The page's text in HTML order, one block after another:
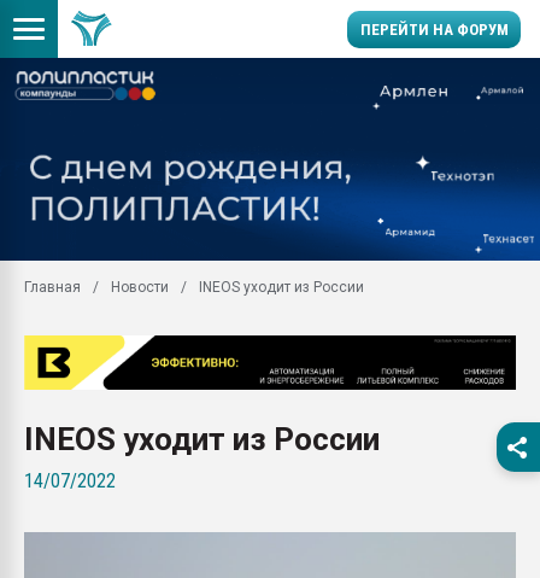
ПЕРЕЙТИ НА ФОРУМ
Вакуум-формовочные
28.07.2026
28.07.2026
Материал
вакуумного
Главная Новости INEOS уходит из России
INEOS уходит из России
14/07/2022